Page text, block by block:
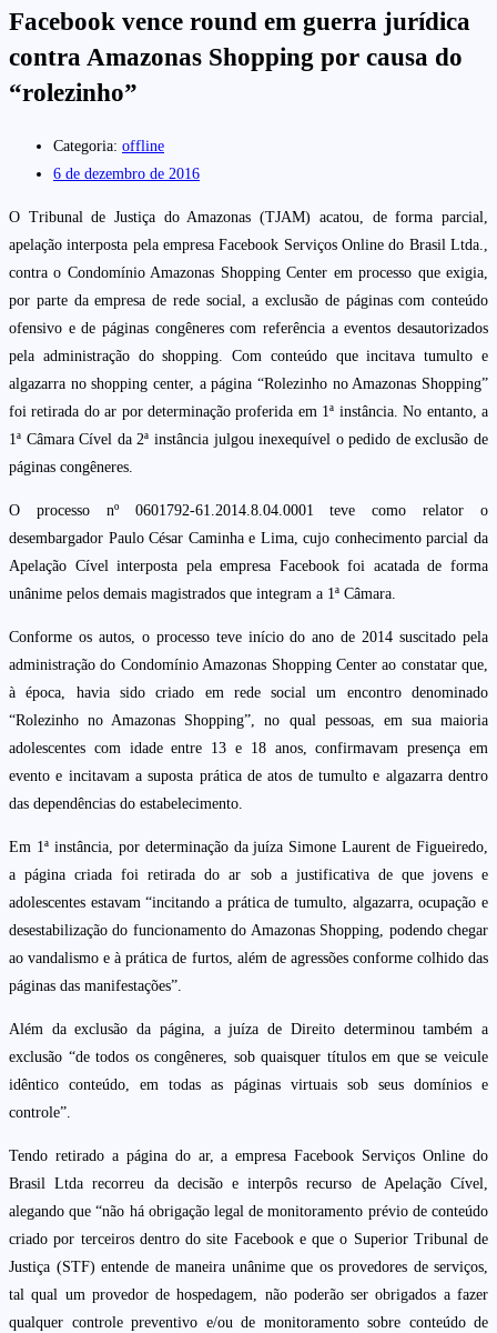
Facebook vence round em guerra jurídica
contra Amazonas Shopping por causa do
“rolezinho”
Categoria: offline
6 de dezembro de 2016
O Tribunal de Justiça do Amazonas (TJAM) acatou, de forma parcial,
apelação interposta pela empresa Facebook Serviços Online do Brasil Ltda.,
contra o Condomínio Amazonas Shopping Center em processo que exigia,
por parte da empresa de rede social, a exclusão de páginas com conteúdo
ofensivo e de páginas congêneres com referência a eventos desautorizados
pela administração do shopping. Com conteúdo que incitava tumulto e
algazarra no shopping center, a página “Rolezinho no Amazonas Shopping”
foi retirada do ar por determinação proferida em 1ª instância. No entanto, a
1ª Câmara Cível da 2ª instância julgou inexequível o pedido de exclusão de
páginas congêneres.
O processo nº 0601792-61.2014.8.04.0001 teve como relator o
desembargador Paulo César Caminha e Lima, cujo conhecimento parcial da
Apelação Cível interposta pela empresa Facebook foi acatada de forma
unânime pelos demais magistrados que integram a 1ª Câmara.
Conforme os autos, o processo teve início do ano de 2014 suscitado pela
administração do Condomínio Amazonas Shopping Center ao constatar que,
à época, havia sido criado em rede social um encontro denominado
“Rolezinho no Amazonas Shopping”, no qual pessoas, em sua maioria
adolescentes com idade entre 13 e 18 anos, confirmavam presença em
evento e incitavam a suposta prática de atos de tumulto e algazarra dentro
das dependências do estabelecimento.
Em 1ª instância, por determinação da juíza Simone Laurent de Figueiredo,
a página criada foi retirada do ar sob a justificativa de que jovens e
adolescentes estavam “incitando a prática de tumulto, algazarra, ocupação e
desestabilização do funcionamento do Amazonas Shopping, podendo chegar
ao vandalismo e à prática de furtos, além de agressões conforme colhido das
páginas das manifestações”.
Além da exclusão da página, a juíza de Direito determinou também a
exclusão “de todos os congêneres, sob quaisquer títulos em que se veicule
idêntico conteúdo, em todas as páginas virtuais sob seus domínios e
controle”.
Tendo retirado a página do ar, a empresa Facebook Serviços Online do
Brasil Ltda recorreu da decisão e interpôs recurso de Apelação Cível,
alegando que “não há obrigação legal de monitoramento prévio de conteúdo
criado por terceiros dentro do site Facebook e que o Superior Tribunal de
Justiça (STF) entende de maneira unânime que os provedores de serviços,
tal qual um provedor de hospedagem, não poderão ser obrigados a fazer
qualquer controle preventivo e/ou de monitoramento sobre conteúdo de